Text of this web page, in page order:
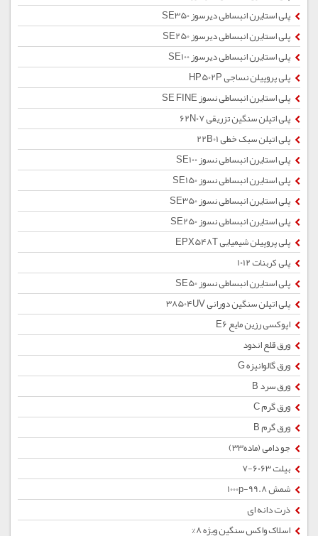
پلی استایرن انبساطی دیرسوز SE350
پلی استایرن انبساطی دیرسوز SE250
پلی استایرن انبساطی دیرسوز SE100
پلی پروپیلن نساجی HP502P
پلی استایرن انبساطی نسوز SE FINE
پلی اتیلن سنگین تزریقی 62N07
پلی اتیلن سبک خطی 22B01
پلی استایرن انبساطی نسوز SE100
پلی استایرن انبساطی نسوز SE150
پلی استایرن انبساطی نسوز SE350
پلی استایرن انبساطی نسوز SE250
پلی پروپیلن شیمیایی EPX548T
پلی کربنات 1012
پلی استایرن انبساطی نسوز SE50
پلی اتیلن سنگین دورانی 38504UV
اپوکسی رزین مایع E6
ورق قلع اندود
ورق گالوانیزه G
ورق سرد B
ورق گرم C
ورق گرم B
جو دامی (ماده33)
بیلت 6063-7
شمش 1000p-99.8
ذرت دانه ای
اسلاک واکس سنگین ویژه 8%